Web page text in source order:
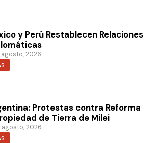
y Perú Restablecen Relaciones
agosto, 2026
Protestas contra Reforma
de Tierra de Milei
agosto, 2026